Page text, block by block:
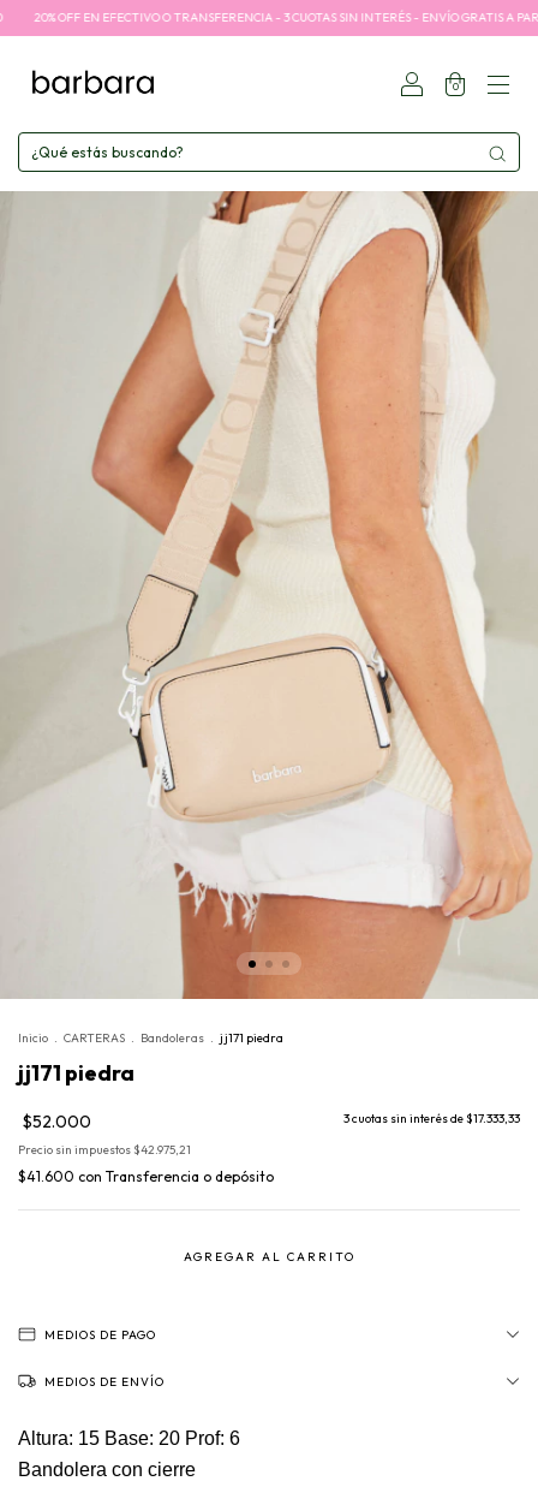
20% OFF EN EFECTIVO O TRANSFERENCIA - 3 CUOTAS SIN INTERÉS - ENVÍO GRATIS A
0
Inicio . CARTERAS . Bandoleras . jj171 piedra
jj171 piedra
$52.000 3cuotas sin interés de$17.333,33
Precio sin impuestos $42.975,21
$41.600 con Transferencia o depósito
MEDIOS DE PAGO
MEDIOS DE ENVÍO
Altura: 15 Base: 20 Prof: 6
Bandolera con cierre